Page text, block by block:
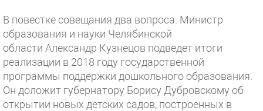
В повестке совещания два вопроса. Министр
образования и науки Челябинской
области Александр Кузнецов подведет итоги
реализации в 2018 году государственной
программы поддержки дошкольного образования.
Он доложит губернатору Борису Дубровскому об
открытии новых детских садов, построенных в